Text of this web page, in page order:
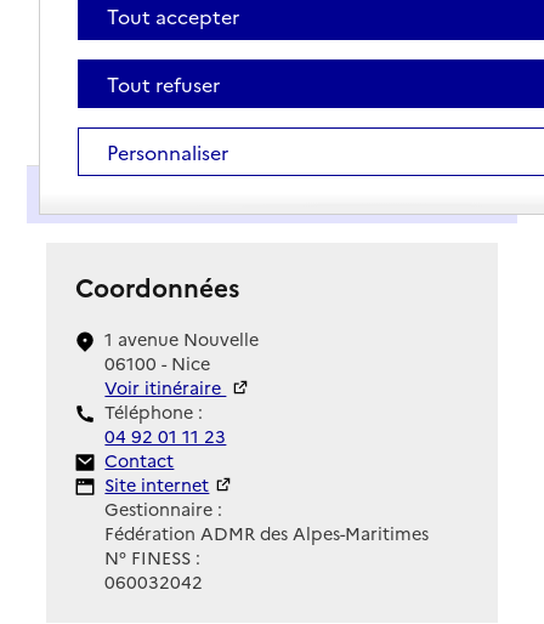
Tout déplier
Coordonnées
1 avenue Nouvelle
06100 - Nice
Voir itinéraire
Téléphone :
04 92 01 11 23
Contact
Contact
Site Internet
Site internet
Gestionnaire :
Fédération ADMR des Alpes-Maritimes
N° FINESS :
060032042
Tout accepter
Tout refuser
Personnaliser